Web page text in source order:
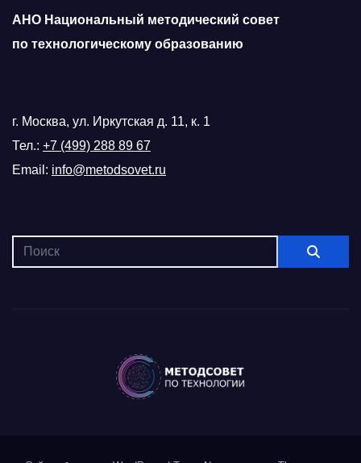
АНО Национальный методический совет
по технологическому образованию
г. Москва, ул. Иркутская д. 11, к. 1
Тел.: +7 (499) 288 89 67
Email: info@metodsovet.ru